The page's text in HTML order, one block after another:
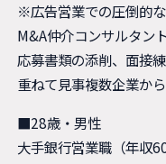
※広告営業での圧倒的
M&A仲介コンサルタン
応募書類の添削、面接
重ねて見事複数企業から
■28歳・男性
大手銀行営業職（年収